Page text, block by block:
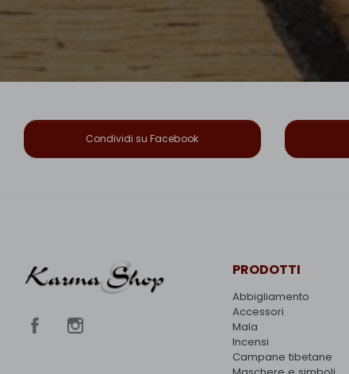
Condividi su Facebook
PRODOTTI
Abbigliamento
Accessori
Mala
Incensi
Campane tibetane